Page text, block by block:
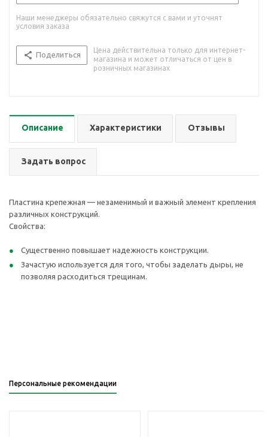
Наши менеджеры обязательно свяжутся с вами и уточнят
условия заказа
Поделиться
Цена действительна только для интернет-
магазина и может отличаться от цен в
розничных магазинах
Описание Характеристики Отзывы
Задать вопрос
Пластина крепежная — незаменимый и важный элемент крепления
различных конструкций.
Свойства:
Существенно повышает надежность конструкции.
Зачастую используется для того, чтобы заделать дыры, не
позволяя расходиться трещинам.
Персональные рекомендации